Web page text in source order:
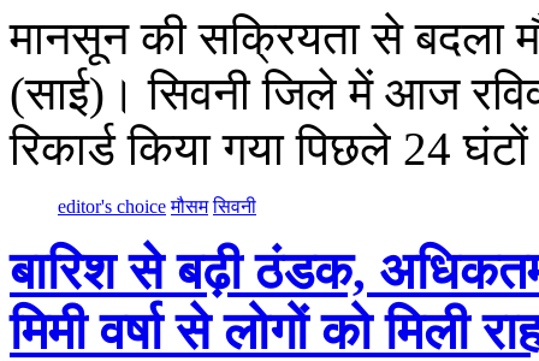
मानसून की सक्रियता से बदला
(साई)। सिवनी जिले में आज
रिकार्ड किया गया पिछले 24
editor's choice मौसम सिवनी
बारिश से बढ़ी ठंडक,
मिमी वर्षा से लोगों को मिली